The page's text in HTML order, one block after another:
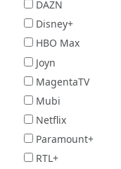
DAZN
Disney+
HBO Max
Joyn
MagentaTV
Mubi
Netflix
Paramount+
RTL+